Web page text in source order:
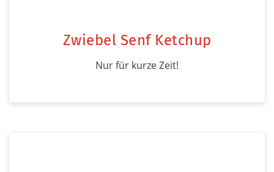
Zwiebel Senf Ketchup
Nur für kurze Zeit!